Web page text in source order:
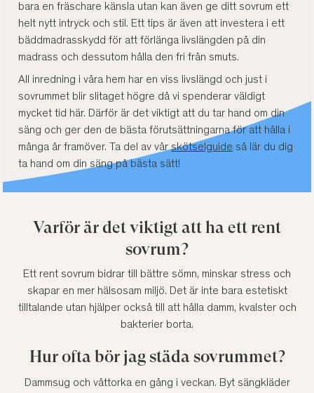
bara en fräschare känsla utan kan även ge ditt sovrum ett
helt nytt intryck och stil. Ett tips är även att investera i ett
bäddmadrasskydd för att förlänga livslängden på din
madrass och dessutom hålla den fri från smuts.
All inredning i våra hem har en viss livslängd och just i
sovrummet blir slitaget högre då vi spenderar väldigt
mycket tid här. Därför är det viktigt att du tar hand om din
säng och ger den de bästa förutsättningarna för att hålla i
många år framöver. Ta del av vårskötselguide så lär du dig
ta hand om din säng på bästa sätt!
Varför är det viktigt att ha ett rent
sovrum?
Ett rent sovrum bidrar till bättre sömn, minskar stress och
skapar en mer hälsosam miljö. Det är inte bara estetiskt
tilltalande utan hjälper också till att hålla damm, kvalster och
bakterier borta.
Hur ofta bör jag städa sovrummet?
Dammsug och våttorka en gång i veckan. Byt sängkläder